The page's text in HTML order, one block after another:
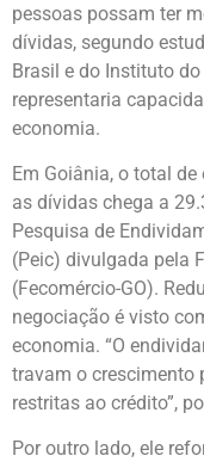
pessoas possam ter
dívidas, segundo
Brasil e do Instituto
representaria
economia.
Em Goiânia, o total
as dívidas chega a
Pesquisa de
(Peic) divulgada pela
(Fecomércio-GO).
negociação é visto
economia. “O
travam o crescimento
restritas ao crédito”,
Por outro lado, ele